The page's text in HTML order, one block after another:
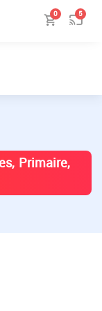
0 5
Primaire,